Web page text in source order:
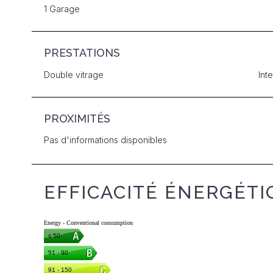
1 Garage
PRESTATIONS
Double vitrage
PROXIMITÉS
Pas d'informations disponibles
EFFICACITÉ